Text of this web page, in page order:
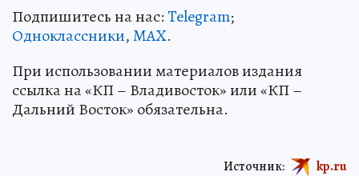
Подпишитесь на нас:Telegram;
Одноклассники,MAX.
При использовании материалов издания
ссылка на «КП – Владивосток» или «КП –
Дальний Восток» обязательна.
Источник: kp.ru